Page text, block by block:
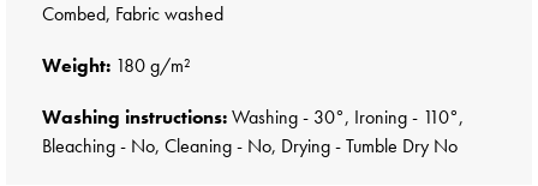
Combed, Fabric washed
Weight: 180 g/m²
Washing instructions:Washing - 30°, Ironing - 110°,
Bleaching - No, Cleaning - No, Drying - Tumble Dry No